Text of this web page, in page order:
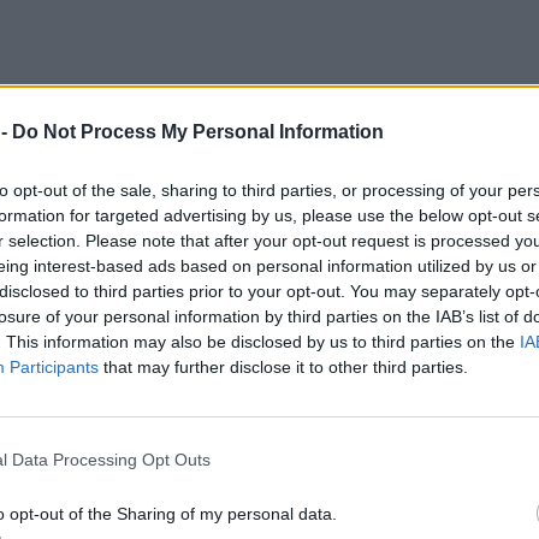
Do Not Process My Personal Information
opt-out of the sale, sharing to third parties, or processing of your
for targeted advertising by us, please use the below opt-out
selection. Please note that after your opt-out request is processed
interest-based ads based on personal information utilized by us
to third parties prior to your opt-out. You may separately
of your personal information by third parties on the IAB’s list of
This information may also be disclosed by us to third parties on the
Participants that may further disclose it to other third parties.
Data Processing Opt Outs
opt-out of the Sharing of my personal data.
ότι συνέβαλε στην αύξηση της
καθώς οι τουρίστες μπορούν να
διαδικασίες. Η ανανέωση του
των τοπικών φορέων τουρισμού, που
από την Τουρκία έναν κρίσιμο
ανάπτυξη της τουριστικής κίνησης στα
του για την κυβερνητική στήριξη
στις προτεραιότητες της Ελλάδας προς
συνεχιστεί το θετικό αποτέλεσμα που